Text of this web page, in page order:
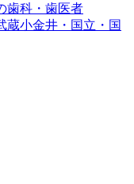
歯科・歯医者
蔵小金井・国立・国